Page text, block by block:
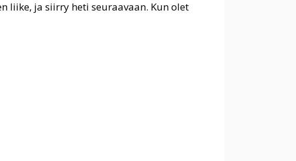
liike, ja siirry heti seuraavaan. Kun olet